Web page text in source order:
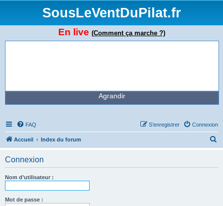
SousLeVentDuPilat.fr
En live (Comment ça marche ?)
Agrandir
FAQ Connexion
S’enregistrer
Accueil Index du forum
Connexion
Nom d’utilisateur :
Mot de passe :